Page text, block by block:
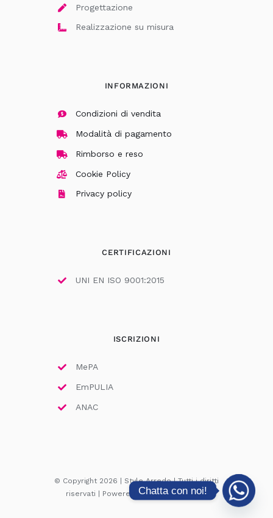
Progettazione
Realizzazione su misura
INFORMAZIONI
Condizioni di vendita
Modalità di pagamento
Rimborso e reso
Cookie Policy
Privacy policy
CERTIFICAZIONI
UNI EN ISO 9001:2015
ISCRIZIONI
MePA
EmPULIA
ANAC
© Copyright 2026 | Style Arredo | Tutti i diritti
riservati | Powered by Ad Astra Design
Chatta con noi!